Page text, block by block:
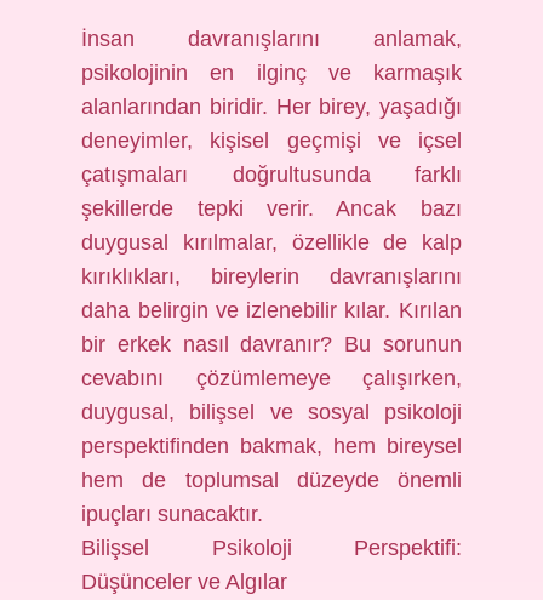
İnsan davranışlarını anlamak,
psikolojinin en ilginç ve karmaşık
alanlarından biridir. Her birey, yaşadığı
deneyimler, kişisel geçmişi ve içsel
çatışmaları doğrultusunda farklı
şekillerde tepki verir. Ancak bazı
duygusal kırılmalar, özellikle de kalp
kırıklıkları, bireylerin davranışlarını
daha belirgin ve izlenebilir kılar. Kırılan
bir erkek nasıl davranır? Bu sorunun
cevabını çözümlemeye çalışırken,
duygusal, bilişsel ve sosyal psikoloji
perspektifinden bakmak, hem bireysel
hem de toplumsal düzeyde önemli
ipuçları sunacaktır.
Bilişsel Psikoloji Perspektifi:
Düşünceler ve Algılar